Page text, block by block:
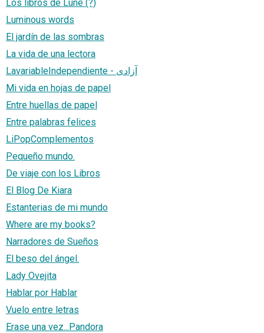
Los libros de Lune (?)
Luminous words
El jardín de las sombras
La vida de una lectora
LavariableIndependiente - آزادی
Mi vida en hojas de papel
Entre huellas de papel
Entre palabras felices
LiPopComplementos
Pequeño mundo.
De viaje con los Libros
El Blog De Kiara
Estanterias de mi mundo
Where are my books?
Narradores de Sueños
El beso del ángel.
Lady Ovejita
Hablar por Hablar
Vuelo entre letras
Erase una vez...Pandora